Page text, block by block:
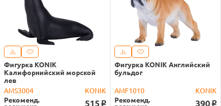
Фигурка KONIK
Калифорнийский морской
лев
AMS3004
KONIK
Рекоменд.
515 o
Фигурка KONIK Английский
бульдог
AMF1010
KONIK
Рекоменд.
390 o